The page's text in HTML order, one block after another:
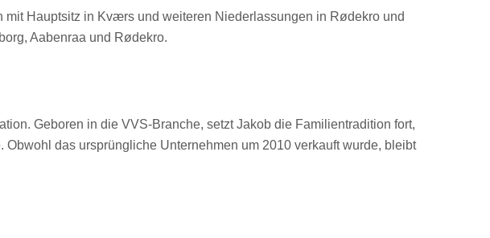
Hauptsitz in Kværs und weiteren Niederlassungen in Rødekro und
Aabenraa und Rødekro.
Geboren in die VVS-Branche, setzt Jakob die Familientradition fort,
das ursprüngliche Unternehmen um 2010 verkauft wurde, bleibt